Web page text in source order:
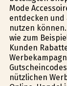
Mode
entdecken und
nutzen können.
wie zum
Kunden
nützlichen